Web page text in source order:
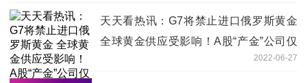
天天看热讯：G7将禁止进口俄罗斯黄金
全球黄金供应受影响！A股“产金”公司仅
2022-06-27